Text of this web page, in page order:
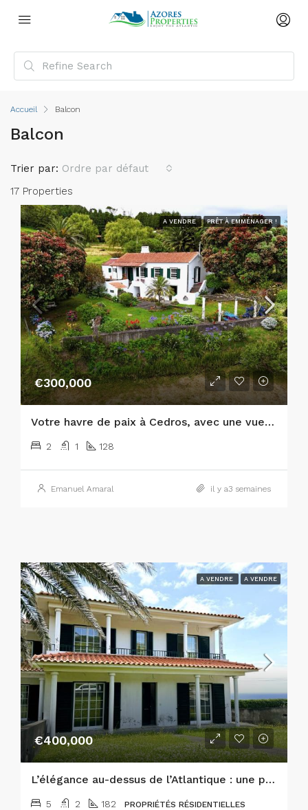
Accueil Balcon
Balcon
17 Properties
Trier par: Ordre par défaut
A VENDRE PRÊT À EMMÉNAGER !
€300,000
Votre havre de paix à Cedros, avec une vue panoramique sur l’Atlantique et les îles de São Jorge et de Graciosa !
2 1 128
Emanuel Amaral il y a3 semaines
A VENDRE A VENDRE
€400,000
L’élégance au-dessus de l’Atlantique : une prestigieuse propriété de 5 chambres à Horta
5 2 182 PROPRIÉTÉS RÉSIDENTIELLES